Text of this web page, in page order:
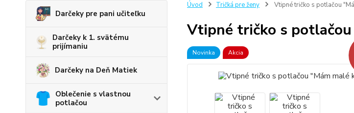
Darčeky pre pani učiteľku
Darčeky k 1. svätému
prijímaniu
Darčeky na Deň Matiek
Oblečenie s vlastnou
potlačou
Úvod Tričká pre ženy Vtipné tričko s potlačou
Vtipné tričko s
Novinka Akcia